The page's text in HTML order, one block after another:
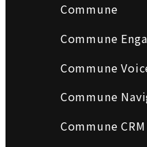
Commune
Commune
Commune
Commune
Commune CRM